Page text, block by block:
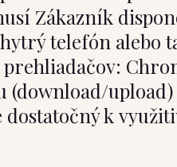
Zákazník
telefón
dostatočný k